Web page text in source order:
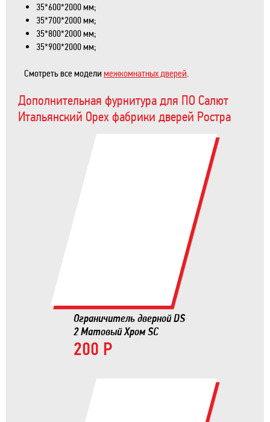
35*600*2000 мм;
35*700*2000 мм;
35*800*2000 мм;
35*900*2000 мм;
Смотреть все модели межкомнатных дверей.
Дополнительная фурнитура для ПО Салют
Итальянский Орех фабрики дверей Ростра
Ограничитель дверной DS
2 Матовый Хром SC
200 Р